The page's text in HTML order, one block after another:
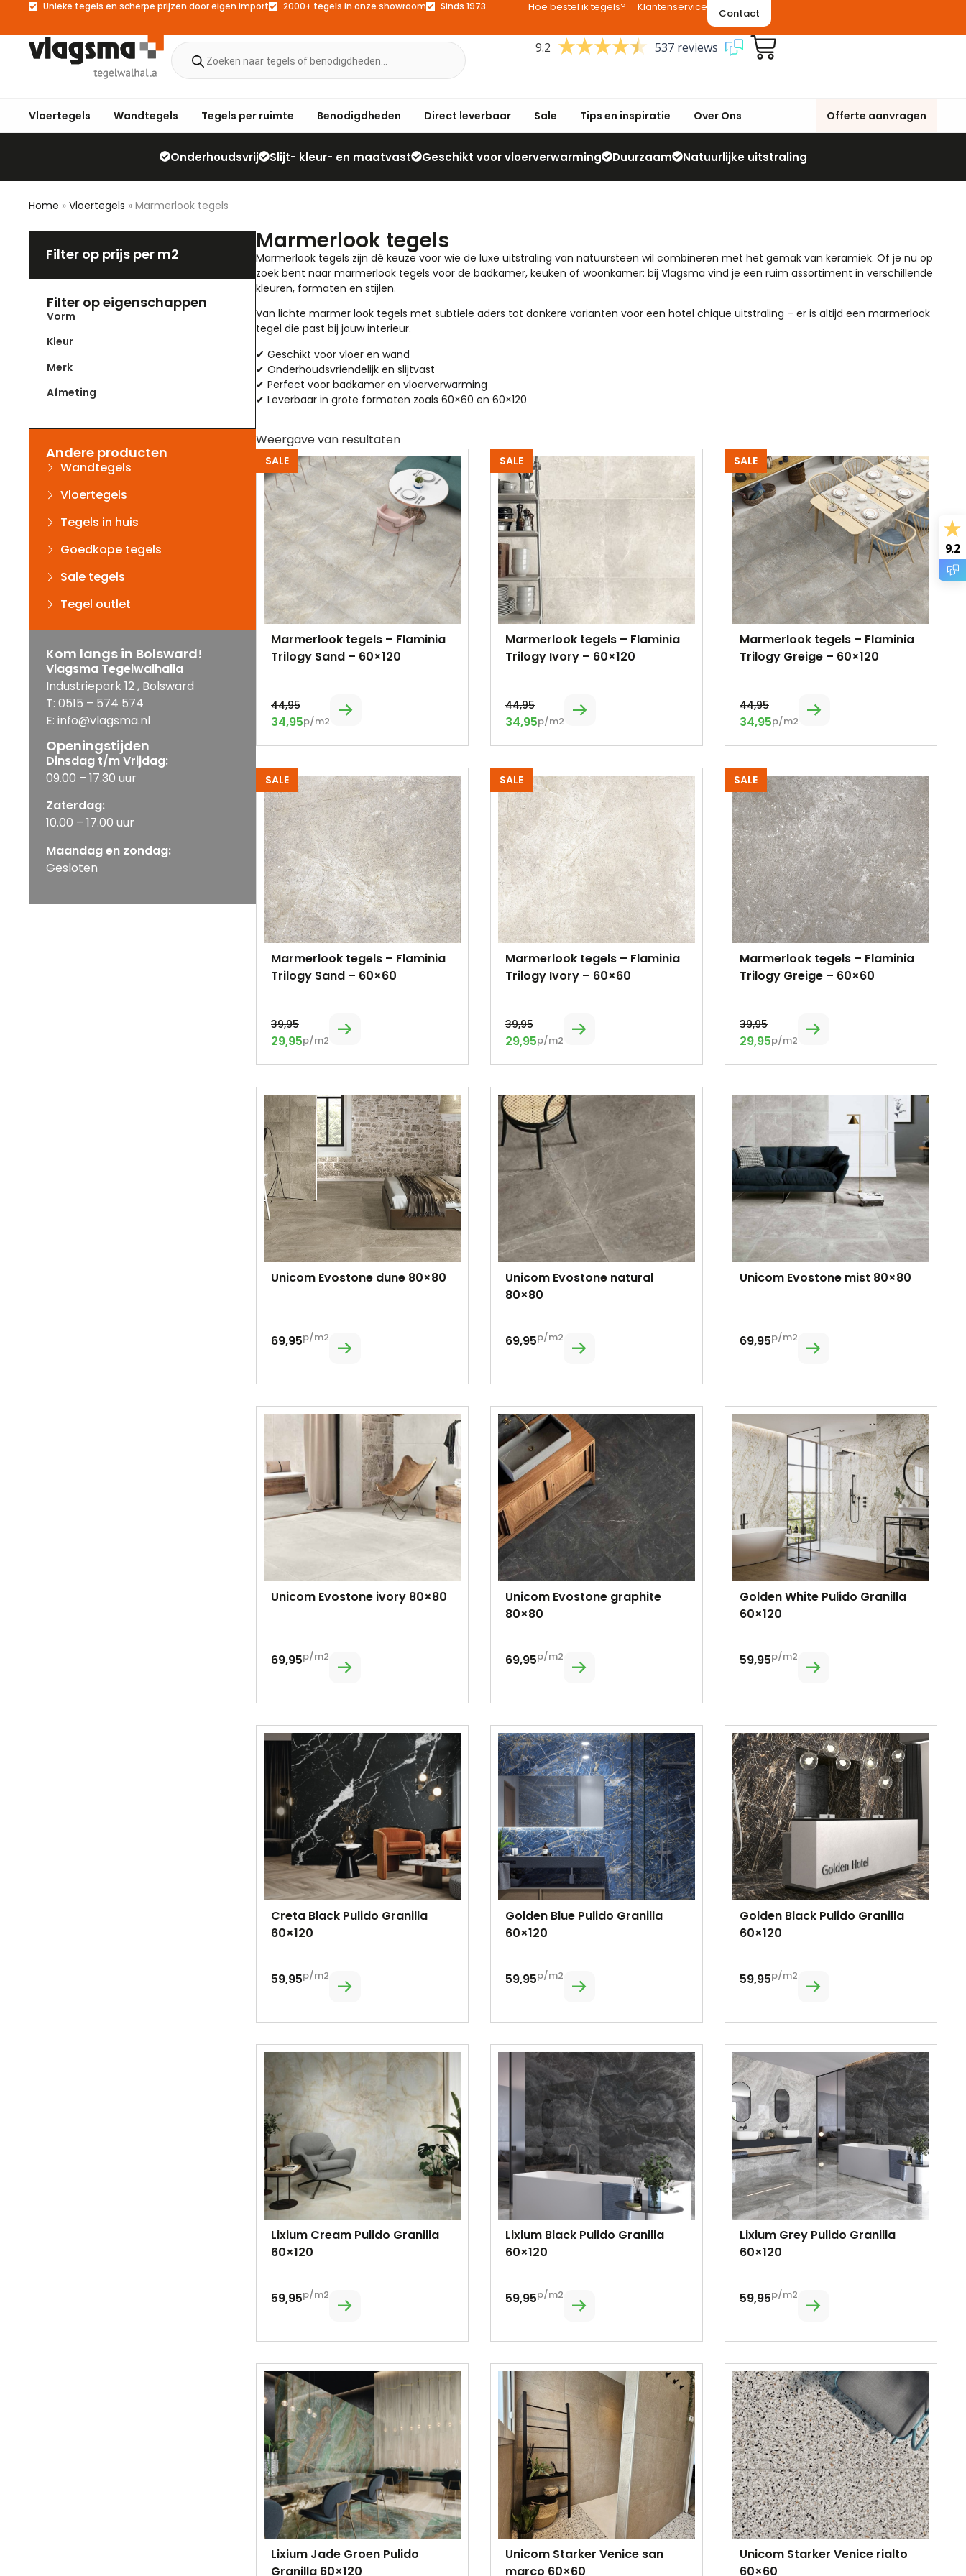
Unieke tegels en scherpe prijzen door eigen import 2000+ tegels in onze showroom Sinds 1973 Hoe bestel ik tegels? Klantenservice Contact
9.2 537 reviews
Vloertegels Wandtegels Tegels per ruimte Benodigdheden Direct leverbaar Sale Tips en inspiratie Over Ons Offerte aanvragen
Onderhoudsvrij Slijt- kleur- en maatvast Geschikt voor vloerverwarming Duurzaam Natuurlijke uitstraling
Home » Vloertegels » Marmerlook tegels
Filter op prijs per m2
Filter op eigenschappen
Vorm
Kleur
Merk
Afmeting
Andere producten
Wandtegels
Vloertegels
Tegels in huis
Goedkope tegels
Sale tegels
Tegel outlet
Kom langs in Bolsward!
Vlagsma Tegelwalhalla
Industriepark 12 , Bolsward
T: 0515 – 574 574
E: info@vlagsma.nl
Openingstijden
Dinsdag t/m Vrijdag:
09.00 – 17.30 uur
Zaterdag:
10.00 – 17.00 uur
Maandag en zondag:
Gesloten
Marmerlook tegels
Marmerlook tegels zijn dé keuze voor wie de luxe uitstraling van natuursteen wil combineren met het gemak van keramiek. Of je nu op
zoek bent naar marmerlook tegels voor de badkamer, keuken of woonkamer: bij Vlagsma vind je een ruim assortiment in verschillende
kleuren, formaten en stijlen.
Van lichte marmer look tegels met subtiele aders tot donkere varianten voor een hotel chique uitstraling – er is altijd een marmerlook
tegel die past bij jouw interieur.
✔ Geschikt voor vloer en wand
✔ Onderhoudsvriendelijk en slijtvast
✔ Perfect voor badkamer en vloerverwarming
✔ Leverbaar in grote formaten zoals 60×60 en 60×120
SALE
Marmerlook tegels – Flaminia
Trilogy Sand – 60×120
44,95
34,95p/m2
SALE
Marmerlook tegels – Flaminia
Trilogy Ivory – 60×120
44,95
34,95p/m2
SALE
Marmerlook tegels – Flaminia
Trilogy Greige – 60×120
44,95
34,95p/m2
SALE
Marmerlook tegels – Flaminia
Trilogy Sand – 60×60
39,95
29,95p/m2
SALE
Marmerlook tegels – Flaminia
Trilogy Ivory – 60×60
39,95
29,95p/m2
SALE
Marmerlook tegels – Flaminia
Trilogy Greige – 60×60
39,95
29,95p/m2
Unicom Evostone dune 80×80
69,95p/m2
Unicom Evostone natural
80×80
69,95p/m2
Unicom Evostone mist 80×80
69,95p/m2
Unicom Evostone ivory 80×80
69,95p/m2
Unicom Evostone graphite
80×80
69,95p/m2
Golden White Pulido Granilla
60×120
59,95p/m2
Creta Black Pulido Granilla
60×120
59,95p/m2
Golden Blue Pulido Granilla
60×120
59,95p/m2
Golden Black Pulido Granilla
60×120
59,95p/m2
Lixium Cream Pulido Granilla
60×120
59,95p/m2
Lixium Black Pulido Granilla
60×120
59,95p/m2
Lixium Grey Pulido Granilla
60×120
59,95p/m2
Lixium Jade Groen Pulido
Granilla 60×120
Unicom Starker Venice san
marco 60×60
Unicom Starker Venice rialto
60×60
9.2